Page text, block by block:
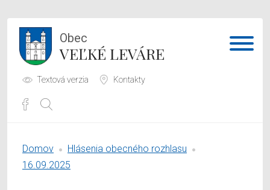
Obec
VEĽKÉ LEVÁRE
Textová verzia Kontakty
Samospráva
Domov
Hlásenia obecného rozhlasu
16.09.2025